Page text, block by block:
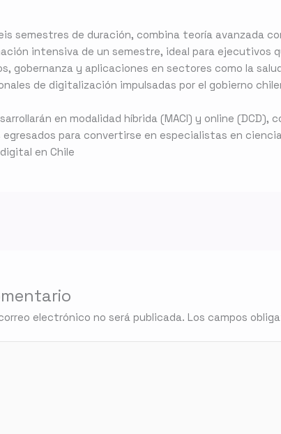
semestres de duración, combina teoría avanzada
intensiva de un semestre, ideal para ejecutivos
gobernanza y aplicaciones en sectores como la
de digitalización impulsadas por el gobierno
en modalidad híbrida (MACI) y online
egresados para convertirse en especialistas en
en Chile
electrónico no será publicada. Los campos